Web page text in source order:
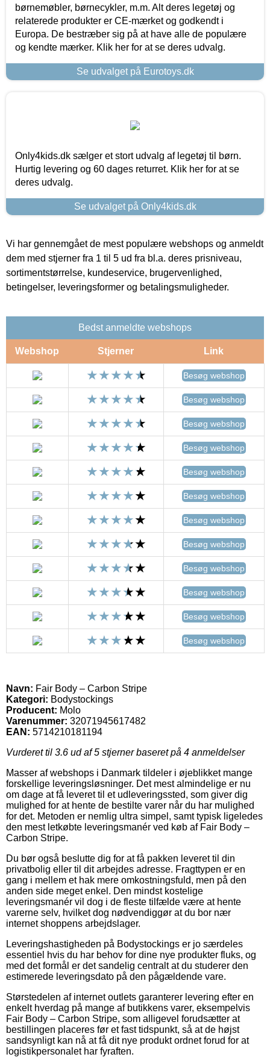
børnemøbler, børnecykler, m.m. Alt deres legetøj og
relaterede produkter er CE-mærket og godkendt i
Europa. De bestræber sig på at have alle de populære
og kendte mærker. Klik her for at se deres udvalg.
Se udvalget på Eurotoys.dk
Only4kids.dk sælger et stort udvalg af legetøj til børn.
Hurtig levering og 60 dages returret. Klik her for at se
deres udvalg.
Se udvalget på Only4kids.dk
Vi har gennemgået de mest populære webshops og anmeldt
dem med stjerner fra 1 til 5 ud fra bl.a. deres prisniveau,
sortimentstørrelse, kundeservice, brugervenlighed,
betingelser, leveringsformer og betalingsmuligheder.
Bedst anmeldte webshops
Webshop Stjerner Link
Besøg webshop
Besøg webshop
Besøg webshop
Besøg webshop
Besøg webshop
Besøg webshop
Besøg webshop
Besøg webshop
Besøg webshop
Besøg webshop
Besøg webshop
Besøg webshop
Navn: Fair Body – Carbon Stripe
Kategori: Bodystockings
Producent: Molo
Varenummer: 32071945617482
EAN: 5714210181194
Vurderet til 3.6 ud af 5 stjerner baseret på 4 anmeldelser
Masser af webshops i Danmark tildeler i øjeblikket mange
forskellige leveringsløsninger. Det mest almindelige er nu
om dage at få leveret til et udleveringssted, som giver dig
mulighed for at hente de bestilte varer når du har mulighed
for det. Metoden er nemlig ultra simpel, samt typisk ligeledes
den mest letkøbte leveringsmanér ved køb af Fair Body –
Carbon Stripe.
Du bør også beslutte dig for at få pakken leveret til din
privatbolig eller til dit arbejdes adresse. Fragttypen er en
gang i mellem et hak mere omkostningsfuld, men på den
anden side meget enkel. Den mindst kostelige
leveringsmanér vil dog i de fleste tilfælde være at hente
varerne selv, hvilket dog nødvendiggør at du bor nær
internet shoppens arbejdslager.
Leveringshastigheden på Bodystockings er jo særdeles
essentiel hvis du har behov for dine nye produkter fluks, og
med det formål er det sandelig centralt at du studerer den
estimerede leveringsdato på den pågældende vare.
Størstedelen af internet outlets garanterer levering efter en
enkelt hverdag på mange af butikkens varer, eksempelvis
Fair Body – Carbon Stripe, som alligevel forudsætter at
bestillingen placeres før et fast tidspunkt, så at de højst
sandsynligt kan nå at få dit nye produkt ordnet forud for at
logistikpersonalet har fyraften.